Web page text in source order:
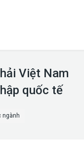
Việt Nam
quốc tế
ngành